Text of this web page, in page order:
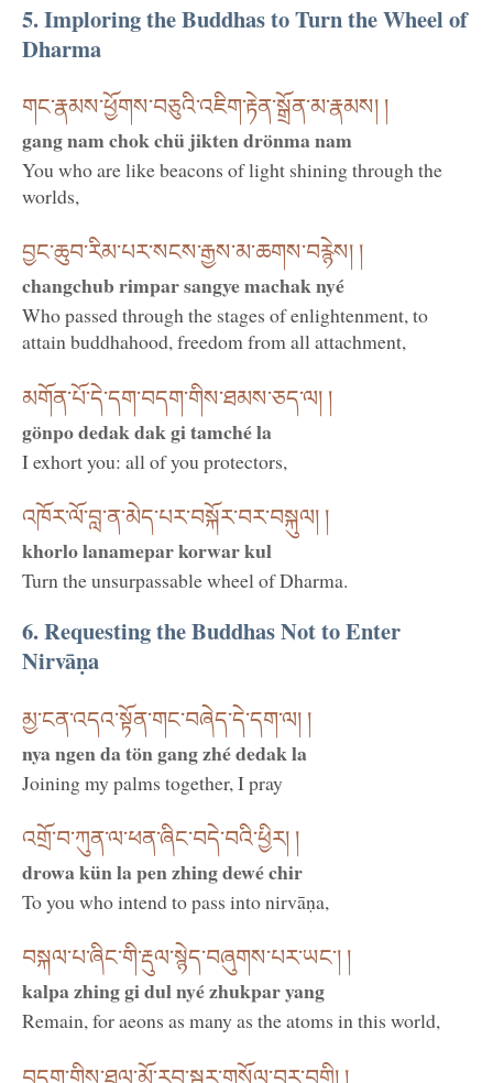
5. Imploring the Buddhas to Turn the Wheel of
Dharma
གང་རྣམས་ཕྱོགས་བཅུའི་འཇིག་རྟེན་སྒྲོན་མ་རྣམས། །
gang nam chok chü jikten drönma nam
You who are like beacons of light shining through the
worlds,
བྱང་ཆུབ་རིམ་པར་སངས་རྒྱས་མ་ཆགས་བརྙེས། །
changchub rimpar sangye machak nyé
Who passed through the stages of enlightenment, to
attain buddhahood, freedom from all attachment,
མགོན་པོ་དེ་དག་བདག་གིས་ཐམས་ཅད་ལ། །
gönpo dedak dak gi tamché la
I exhort you: all of you protectors,
འཁོར་ལོ་བླ་ན་མེད་པར་བསྐོར་བར་བསྐུལ། །
khorlo lanamepar korwar kul
Turn the unsurpassable wheel of Dharma.
6. Requesting the Buddhas Not to Enter
Nirvāṇa
མྱ་ངན་འདའ་སྟོན་གང་བཞེད་དེ་དག་ལ། །
nya ngen da tön gang zhé dedak la
Joining my palms together, I pray
འགྲོ་བ་ཀུན་ལ་ཕན་ཞིང་བདེ་བའི་ཕྱིར། །
drowa kün la pen zhing dewé chir
To you who intend to pass into nirvāṇa,
བསྐལ་པ་ཞིང་གི་རྡུལ་སྙེད་བཞུགས་པར་ཡང་། །
kalpa zhing gi dul nyé zhukpar yang
Remain, for aeons as many as the atoms in this world,
བདག་གིས་ཐལ་མོ་རབ་སྦྱར་གསོལ་བར་བགྱི། །